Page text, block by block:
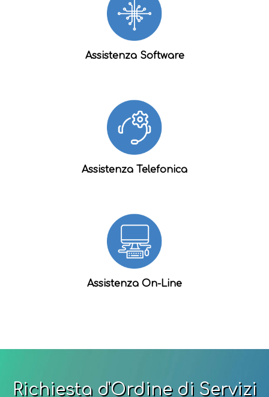
Assistenza Software
Assistenza Telefonica
Assistenza On-Line
Richiesta d'Ordine di Servizi